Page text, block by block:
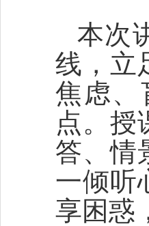
本次
线，立
焦虑、
点。授
答、情
一倾听
享困惑